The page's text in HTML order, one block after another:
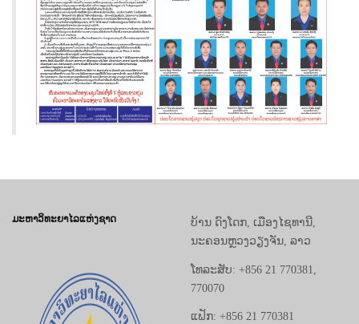
ມະຫາວິທະຍາໄລແຫ່ງຊາດ
ບ້ານ ດົງໂດກ, ເມືອງໄຊທານີ,
ນະຄອນຫຼວງວຽງຈັນ, ລາວ
ໂທລະສັບ: +856 21 770381,
770070
ແຟັກ: +856 21 770381